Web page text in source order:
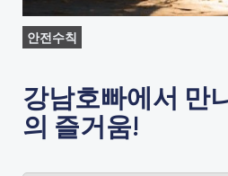
안전수칙
강남호빠에서 만
의 즐거움!